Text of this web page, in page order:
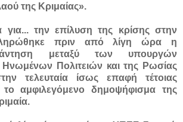
της Κριμαίας».
για...την επίλυση της κρίσης στην
πριν από λίγη ώρα η
μεταξύ των υπουργών
Πολιτειών και της Ρωσίας
τελευταία ίσως επαφή τέτοιας
το αμφιλεγόμενο δημοψήφισμα της